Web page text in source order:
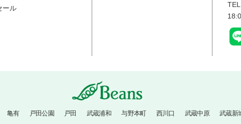
ール
亀有 戸田公園 戸田 武蔵浦和 与野本町 西川口 武蔵中原 武蔵新